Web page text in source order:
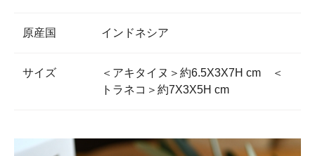
原産国 インドネシア
サイズ
＜アキタイヌ＞約6.5X3X7H cm ＜
トラネコ＞約7X3X5H cm